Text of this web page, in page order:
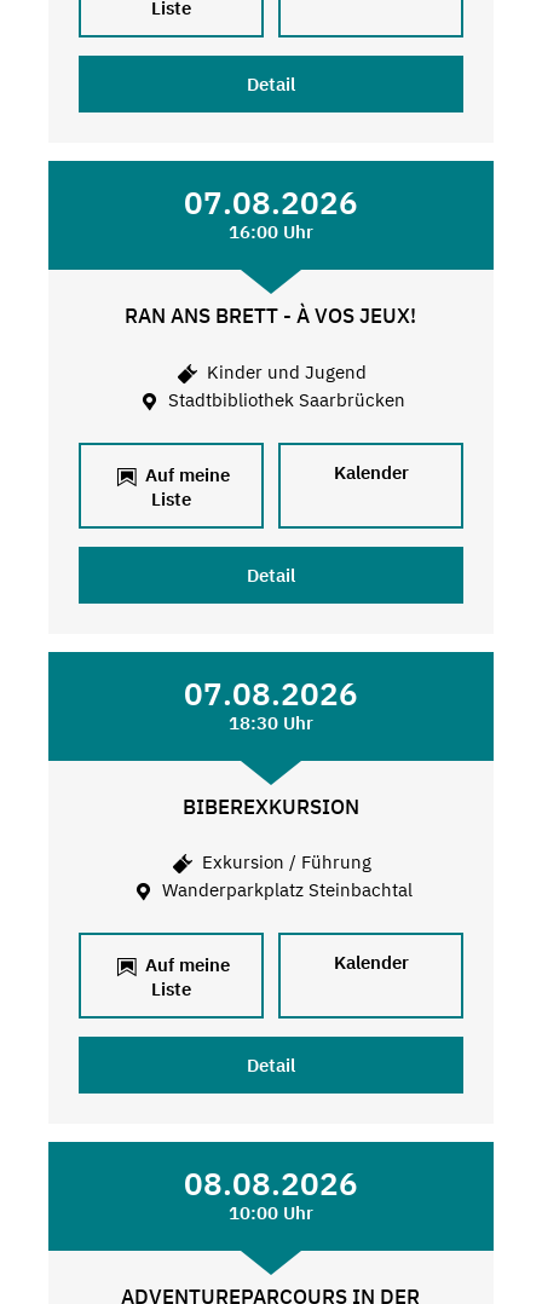
Liste
Detail
07.08.2026
16:00 Uhr
RAN ANS BRETT - À VOS JEUX!
Kinder und Jugend
Stadtbibliothek Saarbrücken
Auf meine
Liste
Kalender
Detail
07.08.2026
18:30 Uhr
BIBEREXKURSION
Exkursion / Führung
Wanderparkplatz Steinbachtal
Auf meine
Liste
Kalender
Detail
08.08.2026
10:00 Uhr
ADVENTUREPARCOURS IN DER